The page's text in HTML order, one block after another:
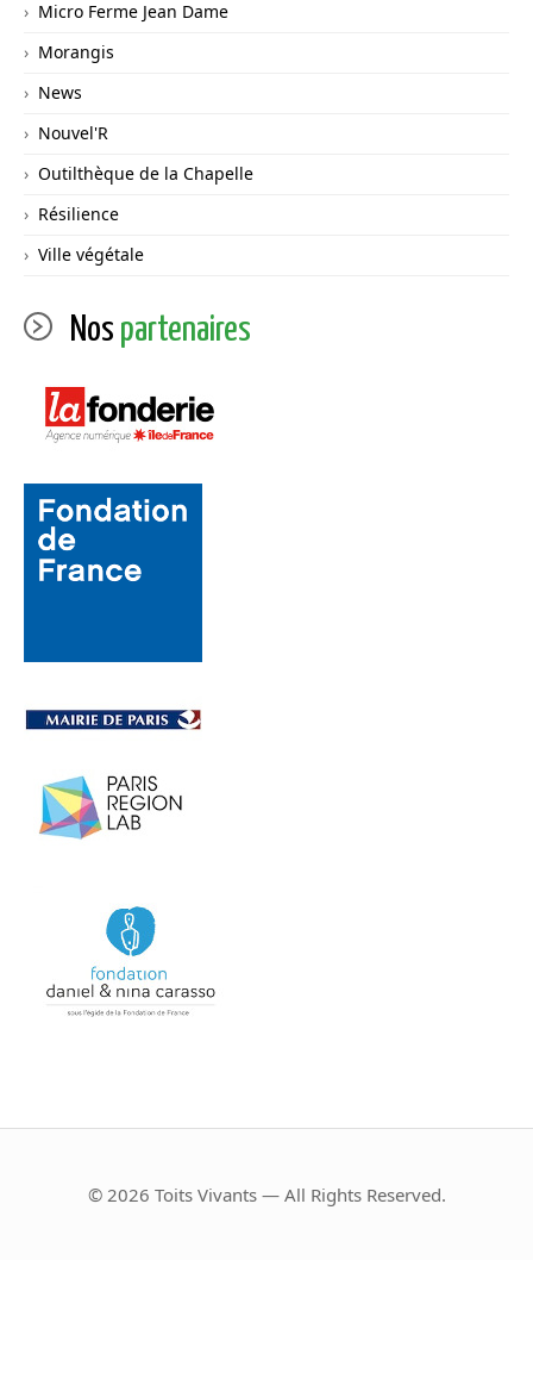
Micro Ferme Jean Dame
Morangis
News
Nouvel'R
Outilthèque de la Chapelle
Résilience
Ville végétale
Nos partenaires
© 2026 Toits Vivants — All Rights Reserved.